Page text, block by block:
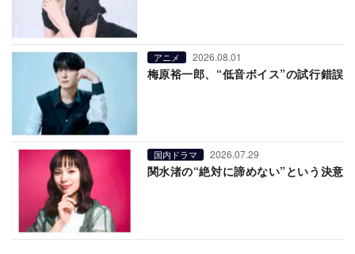
アニメ 2026.08.01
梅原裕一郎、“低音ボイス”の試行錯誤
国内ドラマ 2026.07.29
関水渚の“絶対に諦めない”という決意